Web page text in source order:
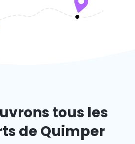
tous les
de Quimper